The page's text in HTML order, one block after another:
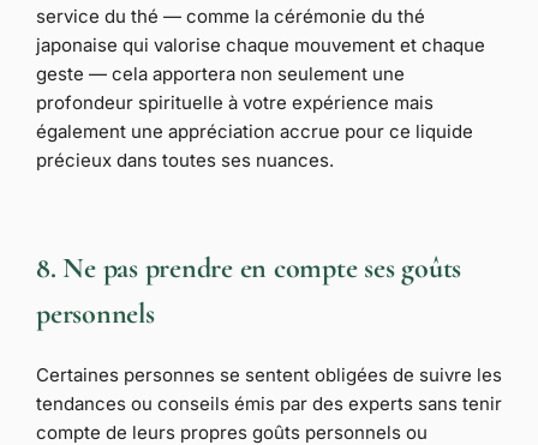
service du thé — comme la cérémonie du thé
japonaise qui valorise chaque mouvement et chaque
geste — cela apportera non seulement une
profondeur spirituelle à votre expérience mais
également une appréciation accrue pour ce liquide
précieux dans toutes ses nuances.
8. Ne pas prendre en compte ses goûts
personnels
Certaines personnes se sentent obligées de suivre les
tendances ou conseils émis par des experts sans tenir
compte de leurs propres goûts personnels ou